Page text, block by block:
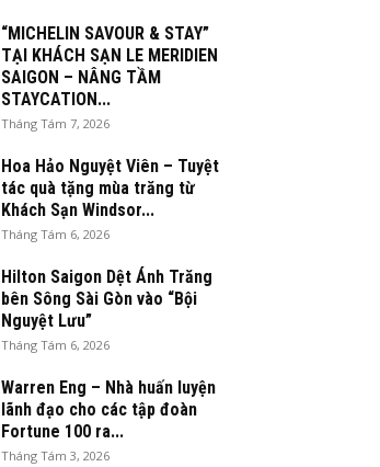
“MICHELIN SAVOUR & STAY”
TẠI KHÁCH SẠN LE MERIDIEN
SAIGON – NÂNG TẦM
STAYCATION...
Tháng Tám 7, 2026
Hoa Hảo Nguyệt Viên – Tuyệt
tác quà tặng mùa trăng từ
Khách Sạn Windsor...
Tháng Tám 6, 2026
Hilton Saigon Dệt Ánh Trăng
bên Sông Sài Gòn vào “Bội
Nguyệt Lưu”
Tháng Tám 6, 2026
Warren Eng – Nhà huấn luyện
lãnh đạo cho các tập đoàn
Fortune 100 ra...
Tháng Tám 3, 2026